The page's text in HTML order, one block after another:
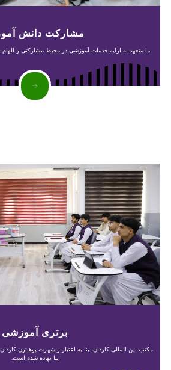
مشارکت دانش
ما متعهد به ارایه خدمات آموزشی در محیط مشارکتی و
برتری آموزشی
مکتب بین المللی کاردان، بنا به اعتبار و شهرت پوهنتون
بنا نهاده شده است.